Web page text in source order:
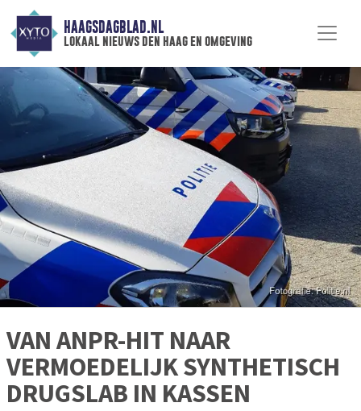
HAAGSDAGBLAD.NL
lokaal nieuws den haag en omgeving
VAN ANPR-HIT NAAR
VERMOEDELIJK SYNTHETISCH
DRUGSLAB IN KASSEN